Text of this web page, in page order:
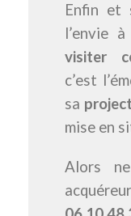
Enfin et
l’envie à
visiter
c’est
sa
mise en
Alors